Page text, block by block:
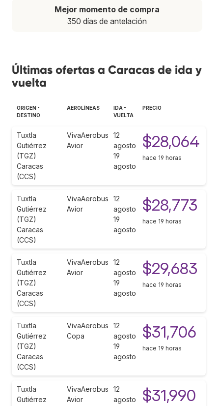
Mejor momento de compra
350 días de antelación
Últimas ofertas a Caracas de ida y
vuelta
ORIGEN -
DESTINO
AEROLÍNEAS
IDA -
VUELTA
PRECIO
Tuxtla
Gutiérrez
(TGZ)
Caracas
(CCS)
VivaAerobus
Avior
12
agosto
19
agosto
$28,064
hace 19 horas
Tuxtla
Gutiérrez
(TGZ)
Caracas
(CCS)
VivaAerobus
Avior
12
agosto
19
agosto
$28,773
hace 19 horas
Tuxtla
Gutiérrez
(TGZ)
Caracas
(CCS)
VivaAerobus
Avior
12
agosto
19
agosto
$29,683
hace 19 horas
Tuxtla
Gutiérrez
(TGZ)
Caracas
(CCS)
VivaAerobus
Copa
12
agosto
19
agosto
$31,706
hace 19 horas
Tuxtla
Gutiérrez
VivaAerobus
Avior
12
agosto
$31,990